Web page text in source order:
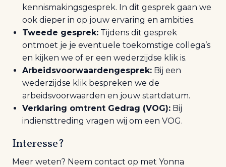
kennismakingsgesprek. In dit gesprek gaan we
ook dieper in op jouw ervaring en ambities.
Tweede gesprek: Tijdens dit gesprek
ontmoet je je eventuele toekomstige collega’s
en kijken we of er een wederzijdse klik is.
Arbeidsvoorwaardengesprek: Bij een
wederzijdse klik bespreken we de
arbeidsvoorwaarden en jouw startdatum.
Verklaring omtrent Gedrag (VOG): Bij
indiensttreding vragen wij om een VOG.
Interesse?
Meer weten? Neem contact op met Yonna